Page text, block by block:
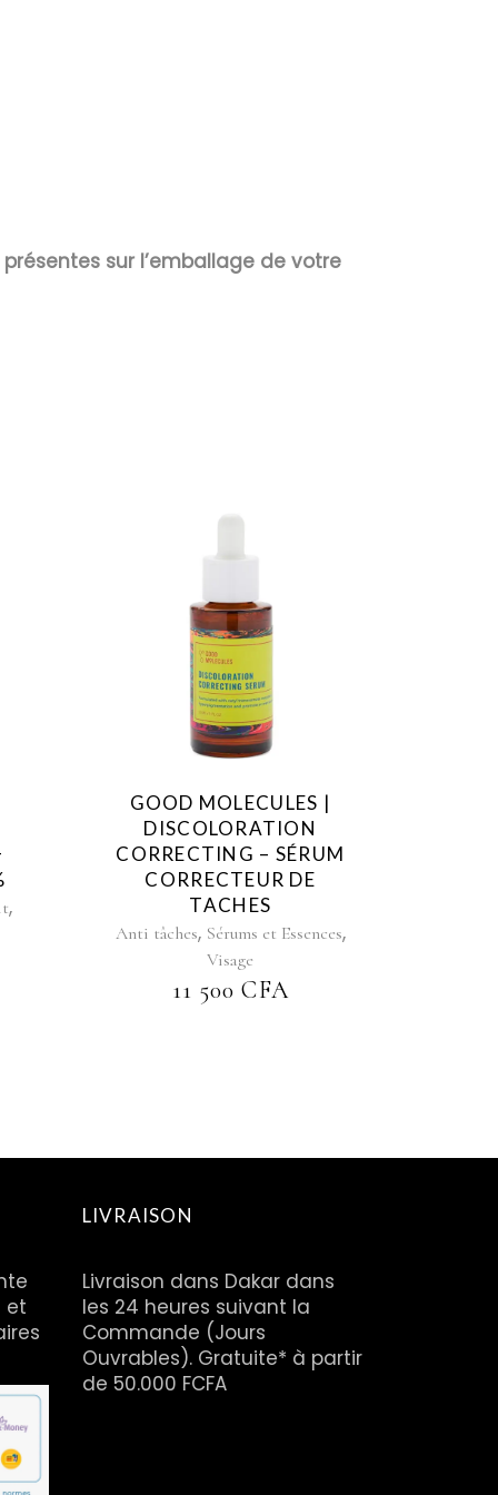
sur l’emballage de votre
,
GOOD MOLECULES |
DISCOLORATION
CORRECTING – SÉRUM
CORRECTEUR DE
TACHES
Anti tâches, Sérums et Essences,
Visage
11 500CFA
et
LIVRAISON
Livraison dans Dakar dans
les 24 heures suivant la
Commande (Jours
Ouvrables). Gratuite* à partir
de 50.000 FCFA